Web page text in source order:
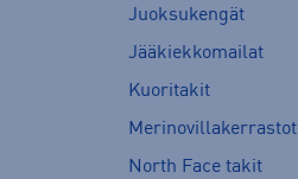
Juoksukengät
Jääkiekkomailat
Kuoritakit
Merinovillakerrastot
North Face takit